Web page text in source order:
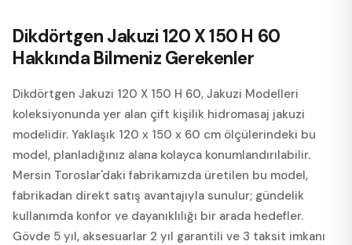
Dikdörtgen Jakuzi 120 X 150 H 60
Hakkında Bilmeniz Gerekenler
Dikdörtgen Jakuzi 120 X 150 H 60, Jakuzi Modelleri
koleksiyonunda yer alan çift kişilik hidromasaj jakuzi
modelidir. Yaklaşık 120 x 150 x 60 cm ölçülerindeki bu
model, planladığınız alana kolayca konumlandırılabilir.
Mersin Toroslar'daki fabrikamızda üretilen bu model,
fabrikadan direkt satış avantajıyla sunulur; gündelik
kullanımda konfor ve dayanıklılığı bir arada hedefler.
Gövde 5 yıl, aksesuarlar 2 yıl garantili ve 3 taksit imkanı